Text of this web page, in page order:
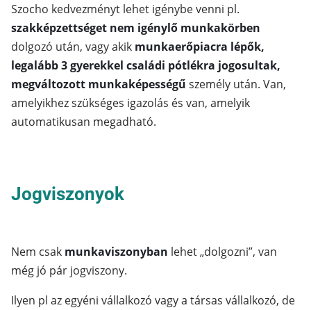
Szocho kedvezményt lehet igénybe venni pl.
szakképzettséget nem igénylő munkakörben
dolgozó után, vagy akik munkaerőpiacra lépők,
legalább 3 gyerekkel családi pótlékra jogosultak,
megváltozott munkaképességű személy után. Van,
amelyikhez szükséges igazolás és van, amelyik
automatikusan megadható.
Jogviszonyok
Nem csak munkaviszonyban lehet „dolgozni”, van
még jó pár jogviszony.
Ilyen pl az egyéni vállalkozó vagy a társas vállalkozó, de